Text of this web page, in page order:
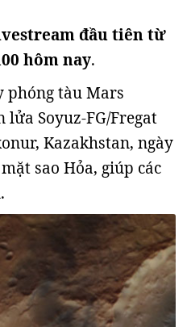
đầu tiên từ
hôm nay.
phóng tàu Mars
lửa Soyuz-FG/Fregat
Kazakhstan, ngày
sao Hỏa, giúp các